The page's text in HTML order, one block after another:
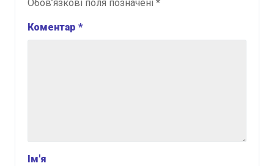
Обов’язкові поля позначені *
Коментар *
Ім'я